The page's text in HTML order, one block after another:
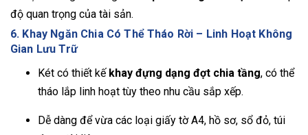
độ quan trọng của tài sản.
6. Khay Ngăn Chia Có Thể Tháo Rời – Linh Hoạt Không
Gian Lưu Trữ
Két có thiết kế khay đựng dạng đợt chia tầng, có thể
tháo lắp linh hoạt tùy theo nhu cầu sắp xếp.
Dễ dàng để vừa các loại giấy tờ A4, hồ sơ, sổ đỏ, túi